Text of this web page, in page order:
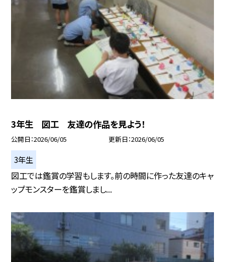
3年生 図工 友達の作品を見よう！
公開日 2026/06/05 更新日 2026/06/05
3年生
図工では鑑賞の学習もします。前の時間に作った友達のキャ
ップモンスターを鑑賞しまし...